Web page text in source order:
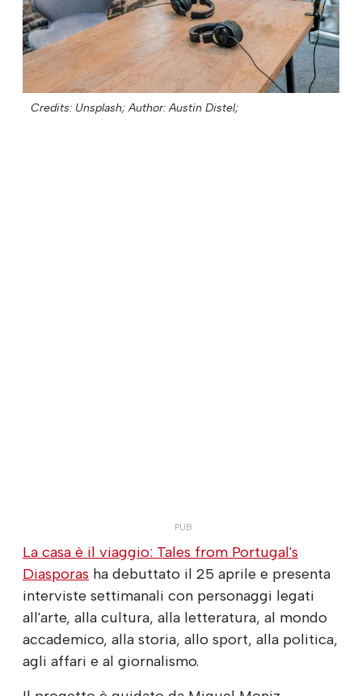
Credits: Unsplash; Author: Austin Distel;
La casa è il viaggio: Tales from Portugal's
Diasporas ha debuttato il 25 aprile e presenta
interviste settimanali con personaggi legati
all'arte, alla cultura, alla letteratura, al mondo
accademico, alla storia, allo sport, alla politica,
agli affari e al giornalismo.